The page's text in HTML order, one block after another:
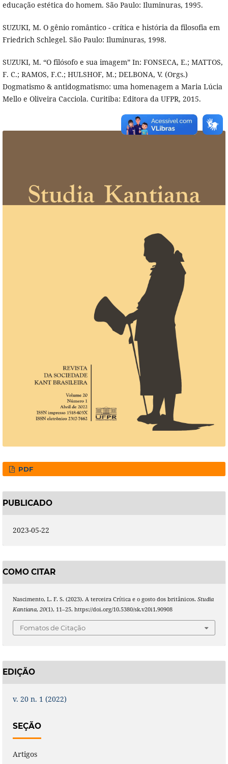
educação estética do homem. São Paulo: Iluminuras, 1995.
SUZUKI, M. O gênio romântico - crítica e história da filosofia em
Friedrich Schlegel. São Paulo: Iluminuras, 1998.
SUZUKI, M. “O filósofo e sua imagem” In: FONSECA, E.; MATTOS,
F. C.; RAMOS, F.C.; HULSHOF, M.; DELBONA, V. (Orgs.)
Dogmatismo & antidogmatismo: uma homenagem a Maria Lúcia
Mello e Oliveira Cacciola. Curitiba: Editora da UFPR, 2015.
PDF
PUBLICADO
2023-05-22
COMO CITAR
Nascimento, L. F. S. (2023). A terceira Crítica e o gosto dos britânicos. Studia
Kantiana, 20(1), 11–25. https://doi.org/10.5380/sk.v20i1.90908
Fomatos de Citação
EDIÇÃO
v. 20 n. 1 (2022)
SEÇÃO
Artigos